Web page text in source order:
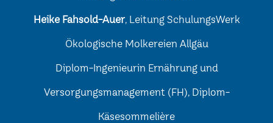
Heike Fahsold-Auer, Leitung SchulungsWerk
Ökologische Molkereien Allgäu
Diplom-Ingenieurin Ernährung und
Versorgungsmanagement (FH), Diplom-
Käsesommelière